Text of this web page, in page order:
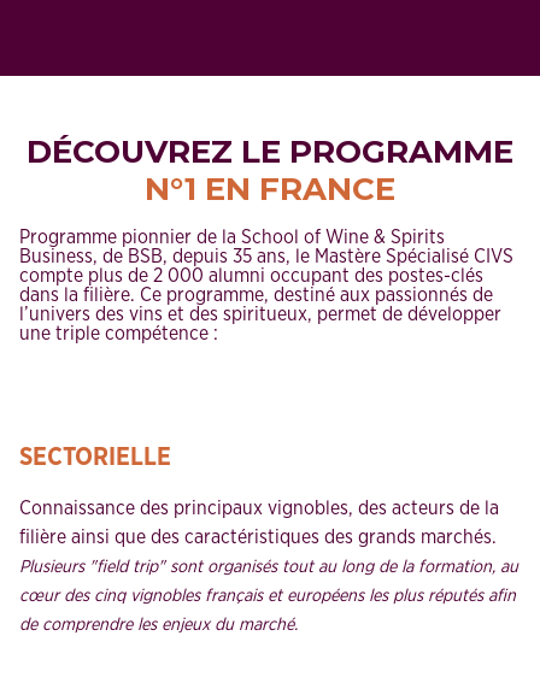
DÉCOUVREZ LE PROGRAMME
N°1 EN FRANCE
Programme pionnier de la School of Wine & Spirits
Business, de BSB, depuis 35 ans, le Mastère Spécialisé CIVS
compte plus de 2 000 alumni occupant des postes-clés
dans la filière. Ce programme, destiné aux passionnés de
l’univers des vins et des spiritueux, permet de développer
une triple compétence :
SECTORIELLE
Connaissance des principaux vignobles, des acteurs de la
filière ainsi que des caractéristiques des grands marchés.
Plusieurs "field trip" sont organisés tout au long de la formation, au
cœur des cinq vignobles français et européens les plus réputés afin
de comprendre les enjeux du marché.